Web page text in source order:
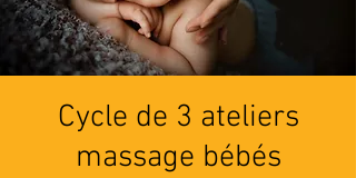
Cycle de 3 ateliers
massage bébés